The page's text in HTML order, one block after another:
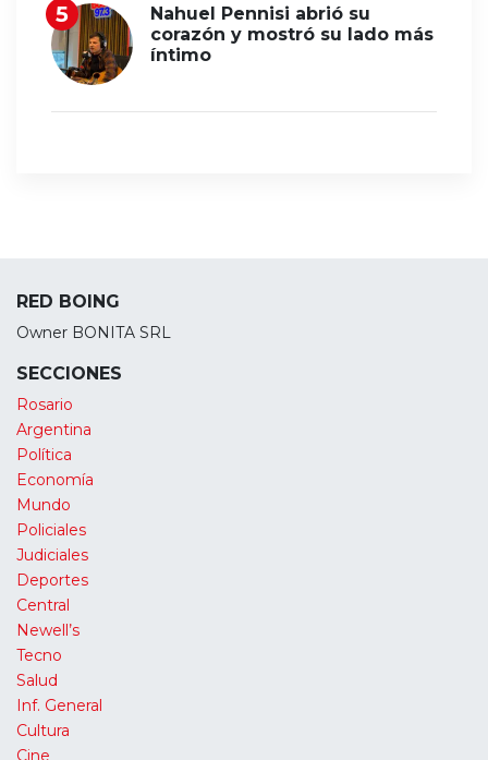
Nahuel Pennisi abrió su
corazón y mostró su lado más
íntimo
RED BOING
Owner BONITA SRL
SECCIONES
Rosario
Argentina
Política
Economía
Mundo
Policiales
Judiciales
Deportes
Central
Newell’s
Tecno
Salud
Inf. General
Cultura
Cine